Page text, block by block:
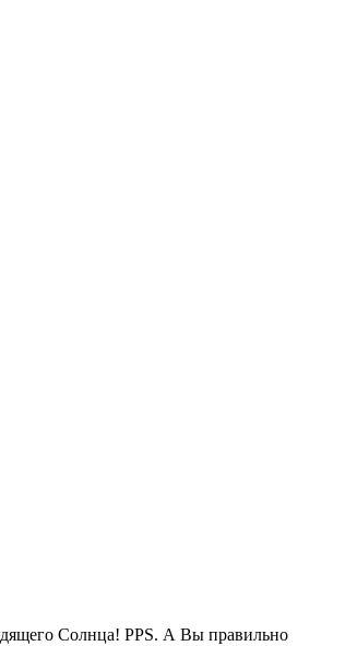
Солнца! PPS. А Вы правильно